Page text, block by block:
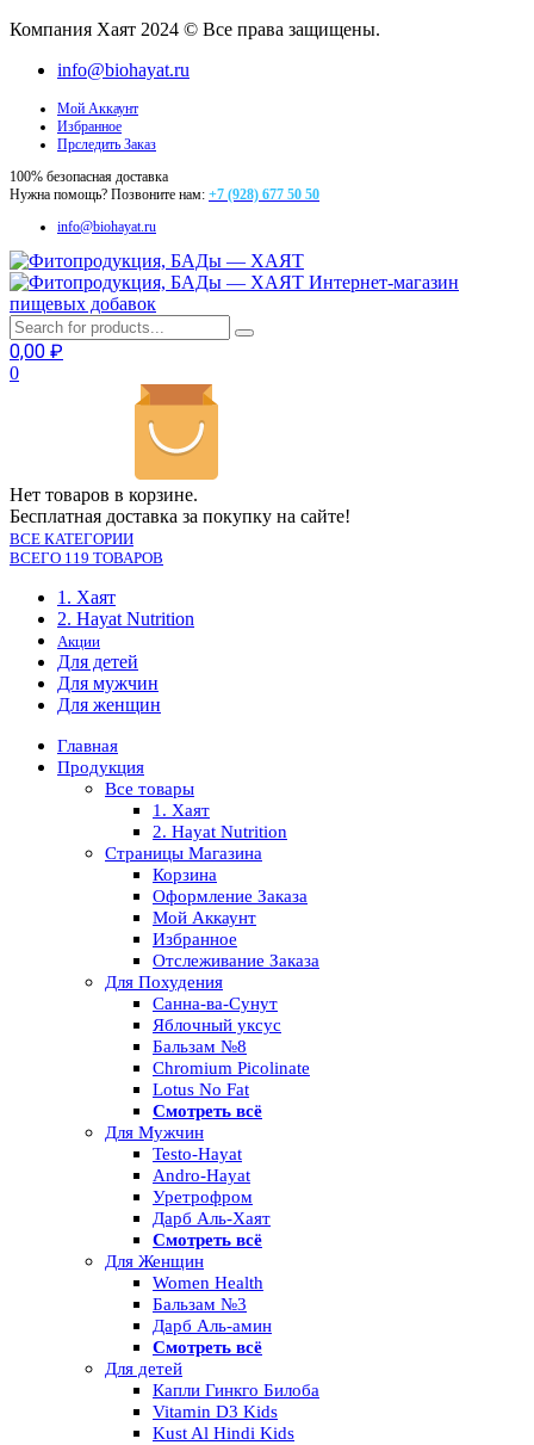
Компания Хаят 2024 © Все права защищены.
info@biohayat.ru
Мой Аккаунт
Избранное
Прследить Заказ
100% безопасная доставка
Нужна помощь? Позвоните нам: +7 (928) 677 50 50
info@biohayat.ru
Интернет-магазин
пищевых добавок
0,00 ₽
0
Нет товаров в корзине.
Бесплатная доставка за покупку на сайте!
ВСЕ КАТЕГОРИИ
ВСЕГО 119 ТОВАРОВ
1. Хаят
2. Hayat Nutrition
Акции
Для детей
Для мужчин
Для женщин
Главная
Продукция
Все товары
1. Хаят
2. Hayat Nutrition
Страницы Магазина
Корзина
Оформление Заказа
Мой Аккаунт
Избранное
Отслеживание Заказа
Для Похудения
Санна-ва-Сунут
Яблочный уксус
Бальзам №8
Chromium Picolinate
Lotus No Fat
Смотреть всё
Для Мужчин
Testo-Hayat
Andro-Hayat
Уретрофром
Дарб Аль-Хаят
Смотреть всё
Для Женщин
Women Health
Бальзам №3
Дарб Аль-амин
Смотреть всё
Для детей
Капли Гинкго Билоба
Vitamin D3 Kids
Kust Al Hindi Kids